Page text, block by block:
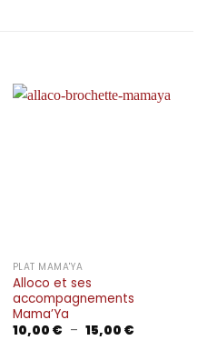
PLAT MAMA'YA
Alloco et ses
accompagnements
Mama’Ya
10,00 € – 15,00 €Plage